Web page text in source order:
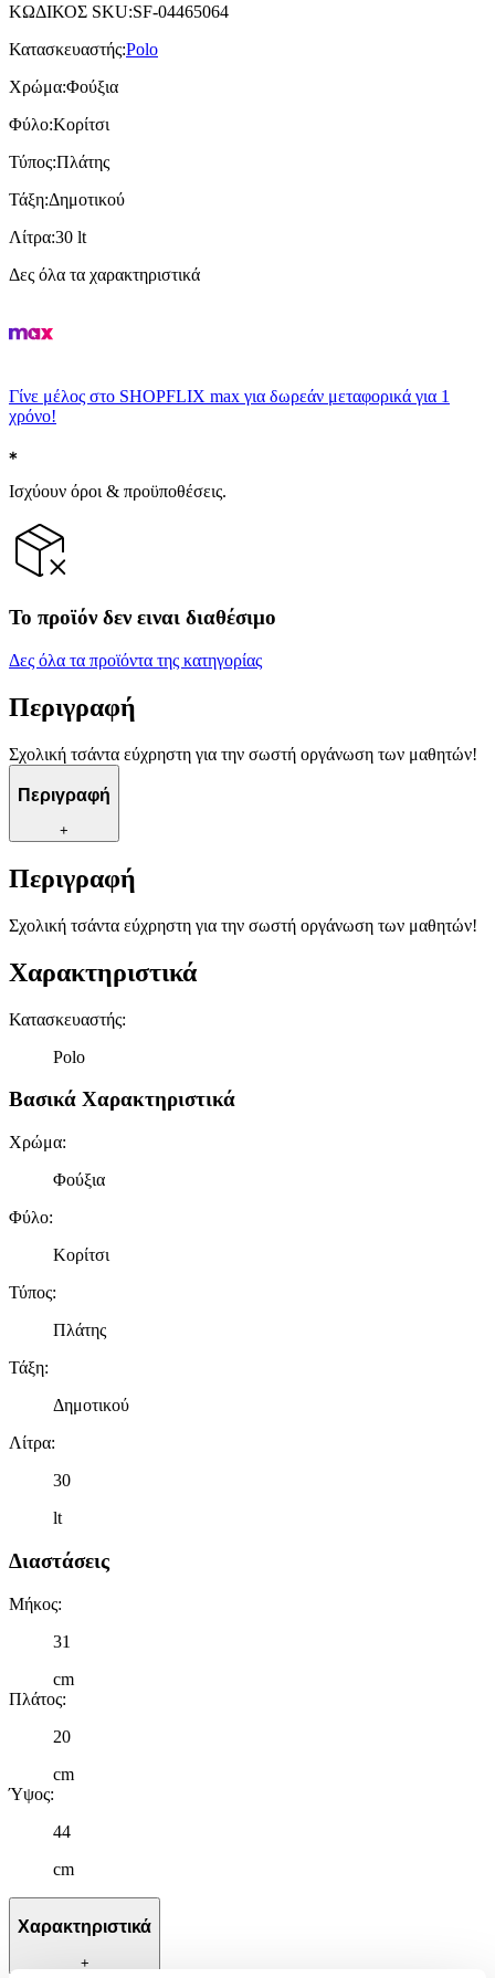
ΚΩΔΙΚΟΣ SKU:SF-04465064
Κατασκευαστής:Polo
Χρώμα:Φούξια
Φύλο:Κορίτσι
Τύπος:Πλάτης
Τάξη:Δημοτικού
Λίτρα:30 lt
Δες όλα τα χαρακτηριστικά
Γίνε μέλος στο SHOPFLIX max για δωρεάν μεταφορικά για 1
χρόνο!
Ισχύουν όροι & προϋποθέσεις.
Το προϊόν δεν ειναι διαθέσιμο
Δες όλα τα προϊόντα της κατηγορίας
Περιγραφή
Σχολική τσάντα εύχρηστη για την σωστή οργάνωση των μαθητών!
Περιγραφή
+
Περιγραφή
Σχολική τσάντα εύχρηστη για την σωστή οργάνωση των μαθητών!
Χαρακτηριστικά
Κατασκευαστής:
Polo
Βασικά Χαρακτηριστικά
Χρώμα:
Φούξια
Φύλο:
Κορίτσι
Τύπος:
Πλάτης
Τάξη:
Δημοτικού
Λίτρα:
30
lt
Διαστάσεις
Μήκος:
31
cm
Πλάτος:
20
cm
Ύψος:
44
cm
Χαρακτηριστικά
+